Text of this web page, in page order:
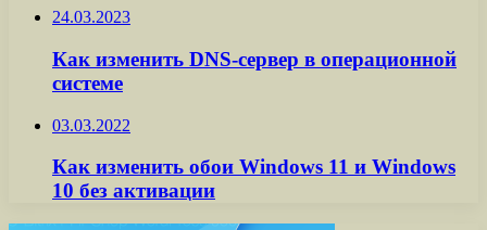
24.03.2023
Как изменить DNS-сервер в операционной
системе
03.03.2022
Как изменить обои Windows 11 и Windows
10 без активации